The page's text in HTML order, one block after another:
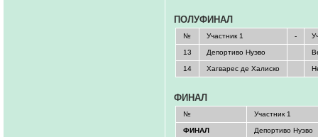
ПОЛУФИНАЛ
№ Участник 1 -
13 Депортиво Нуэво
14 Хагварес де Халиско
ФИНАЛ
№ Участник 1
ФИНАЛ Депортиво Нуэво